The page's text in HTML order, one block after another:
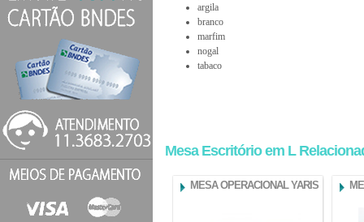
argila
branco
marfim
nogal
tabaco
Mesa Escritório em L
MESA OPERACIONAL YARIS